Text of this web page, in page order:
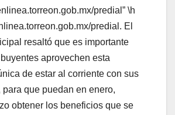
predial” \h
predial. El
resaltó que es importante
aprovechen esta
de estar al corriente con sus
que puedan en enero,
obtener los beneficios que se